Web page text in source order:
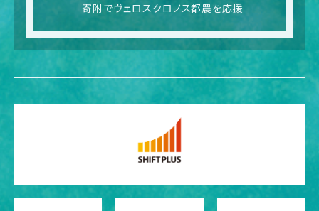
寄附でヴェロスクロノス都農を応援